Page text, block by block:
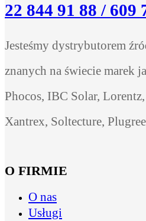
22 844 91 88 / 609
Jesteśmy dystrybutorem
znanych na świecie marek
Phocos, IBC Solar,
Xantrex, Soltecture,
O FIRMIE
O nas
Usługi